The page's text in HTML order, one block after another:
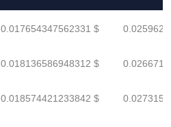
0.017654347562331 $
0.018136586948312 $
0.018574421233842 $